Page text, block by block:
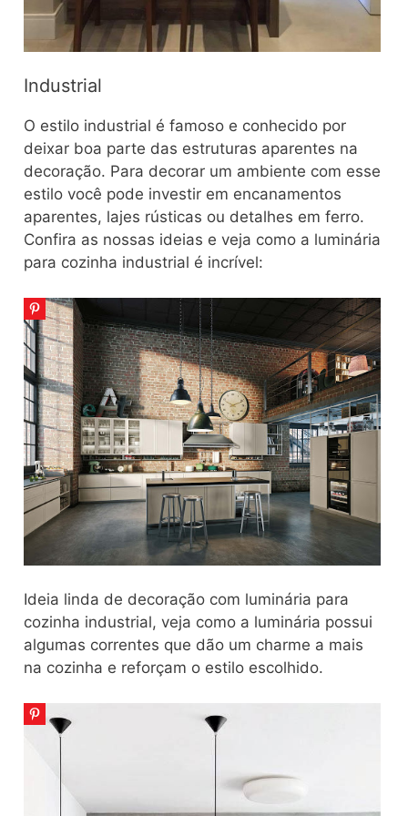
Industrial
O estilo industrial é famoso e conhecido por
deixar boa parte das estruturas aparentes na
decoração. Para decorar um ambiente com esse
estilo você pode investir em encanamentos
aparentes, lajes rústicas ou detalhes em ferro.
Confira as nossas ideias e veja como a luminária
para cozinha industrial é incrível:
Ideia linda de decoração com luminária para
cozinha industrial, veja como a luminária possui
algumas correntes que dão um charme a mais
na cozinha e reforçam o estilo escolhido.